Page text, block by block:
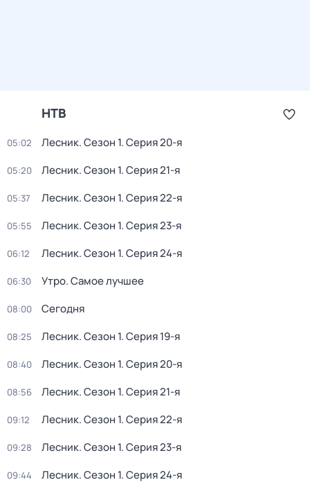
НТВ
05:02 Лесник. Сезон 1. Серия 20-я
05:20 Лесник. Сезон 1. Серия 21-я
05:37 Лесник. Сезон 1. Серия 22-я
05:55 Лесник. Сезон 1. Серия 23-я
06:12 Лесник. Сезон 1. Серия 24-я
06:30 Утро. Самое лучшее
08:00 Сегодня
08:25 Лесник. Сезон 1. Серия 19-я
08:40 Лесник. Сезон 1. Серия 20-я
08:56 Лесник. Сезон 1. Серия 21-я
09:12 Лесник. Сезон 1. Серия 22-я
09:28 Лесник. Сезон 1. Серия 23-я
09:44 Лесник. Сезон 1. Серия 24-я